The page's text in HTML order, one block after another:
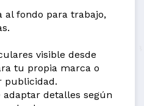
al fondo para trabajo,
visible desde
tu propia marca o
publicidad.
detalles según